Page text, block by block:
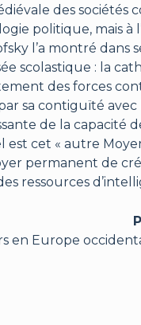
des sociétés
politique, mais à
l’a montré dans
scolastique : la
des forces
sa contiguïté
de la capacité
cet « autre
permanent de
ressources
en Europe